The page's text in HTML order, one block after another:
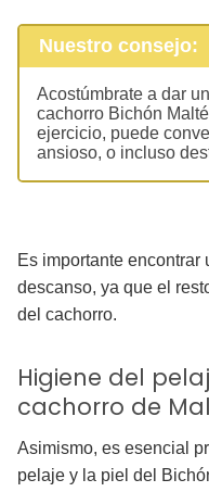
Nuestro consejo:
Acostúmbrate a dar
cachorro Bichón
ejercicio, puede
ansioso, o incluso
Es importante encontrar
descanso, ya que el
del cachorro.
Higiene del
cachorro de
Asimismo, es esencial
pelaje y la piel del